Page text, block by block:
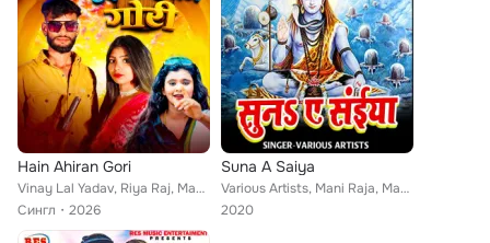
Hain Ahiran Gori
Vinay Lal Yadav, Riya Raj, Manish Nigam
Сингл
2026
Suna A Saiya
Various Artists, Mani Raja, Manish Sahani, Manish Sharma, Manish Nigam, Manish Ojha, Manish Magahiya, Antra Singh Priyanka, Sang...
2020